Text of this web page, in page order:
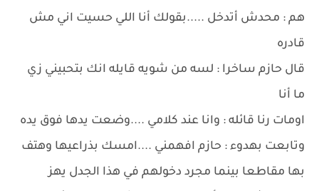
هم : محدش أتدخل .....بقولك أنا اللي حسيت اني مش
قادره
قال حازم ساخرا : لسه من شويه قايله انك بتحبيني زي
ما أنا
اومات رنا قائله : وانا عند كلامي ....وضعت يدها فوق يده
وتابعت بهدوء : حازم افهمني ....امسك بذراعيها وهتف
بها مقاطعا بينما مجرد دخولهم في هذا الجدل يهز